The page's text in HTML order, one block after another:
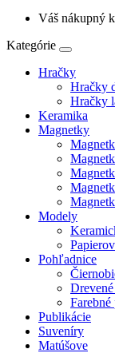
Váš nákupný
Kategórie
Hračky
Hračky
Hračky
Keramika
Magnetky
Modely
Pohľadnice
Publikácie
Suveníry
Matúšove